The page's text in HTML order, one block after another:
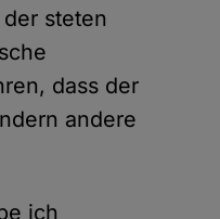
steten
dass der
andere
ich